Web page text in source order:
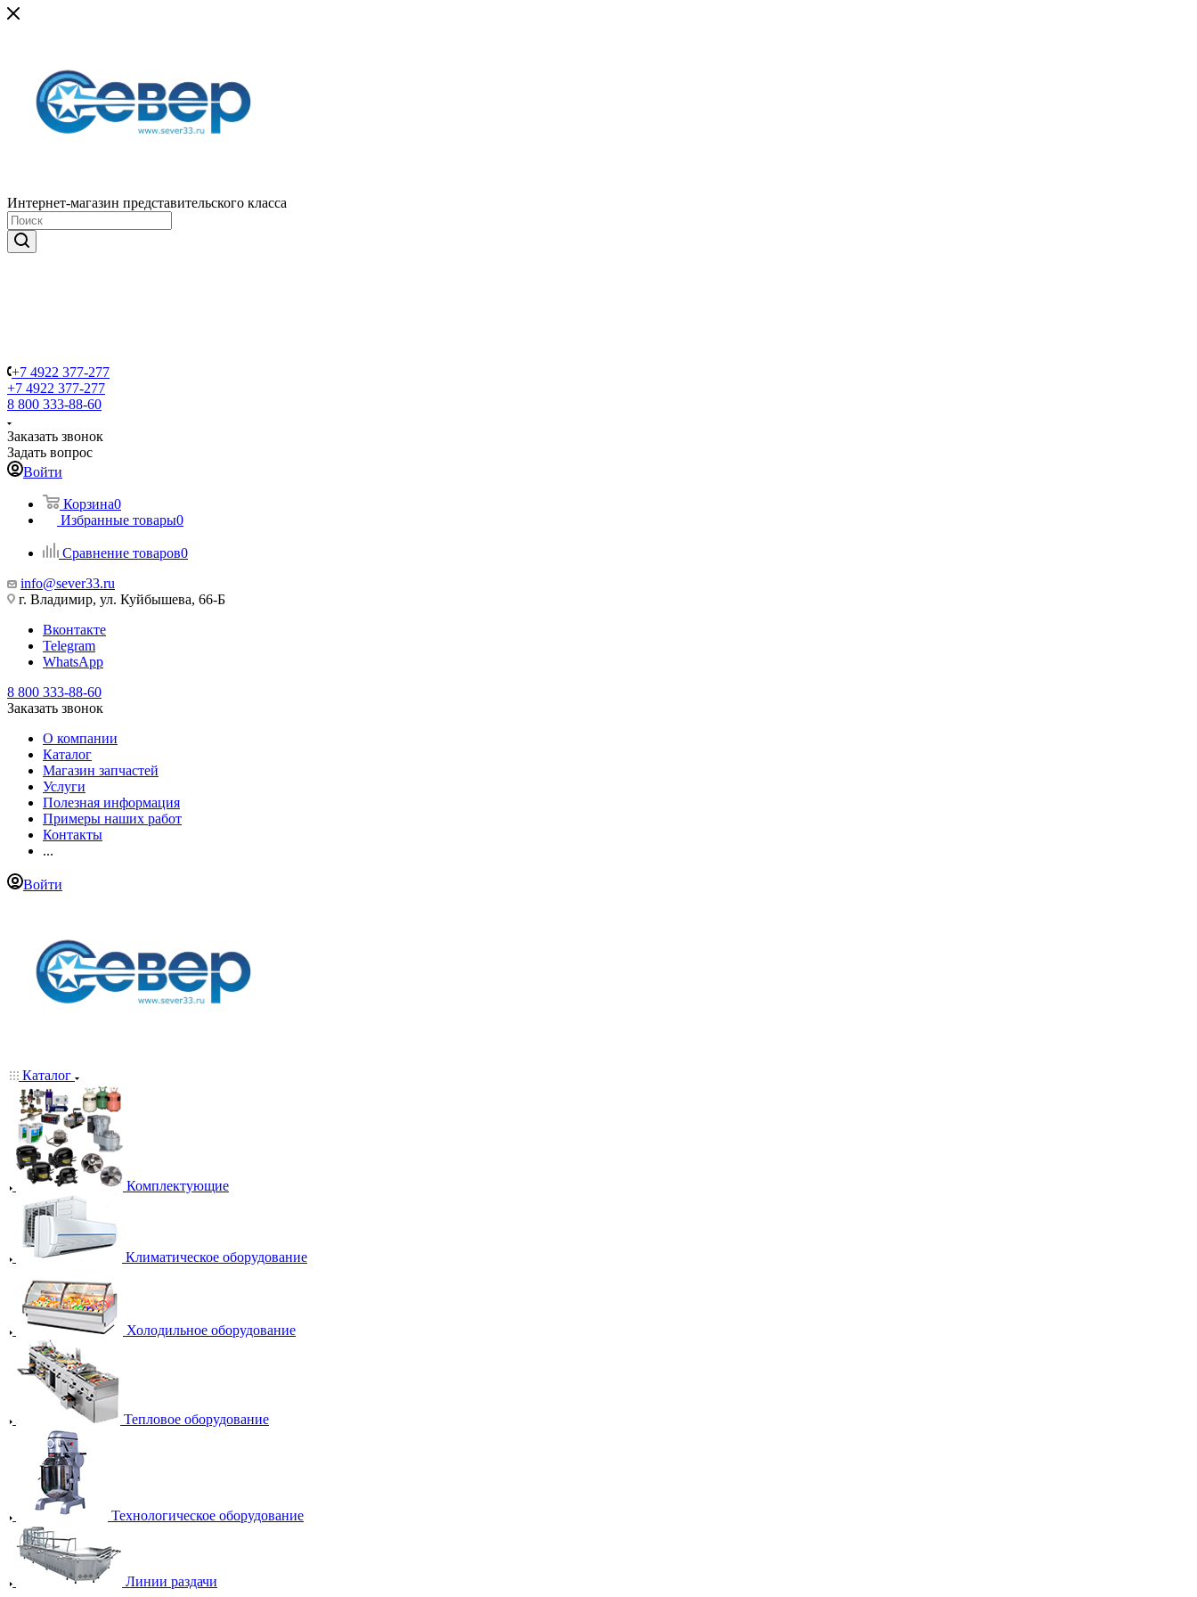
Интернет-магазин представительского класса
+7 4922 377-277
+7 4922 377-277
8 800 333-88-60
Заказать звонок
Задать вопрос
Войти
Корзина0
Избранные товары0
Сравнение товаров0
info@sever33.ru
г. Владимир, ул. Куйбышева, 66-Б
Вконтакте
Telegram
WhatsApp
8 800 333-88-60
Заказать звонок
О компании
Каталог
Магазин запчастей
Услуги
Полезная информация
Примеры наших работ
Контакты
...
Войти
Каталог
Комплектующие
Климатическое оборудование
Холодильное оборудование
Тепловое оборудование
Технологическое оборудование
Линии раздачи